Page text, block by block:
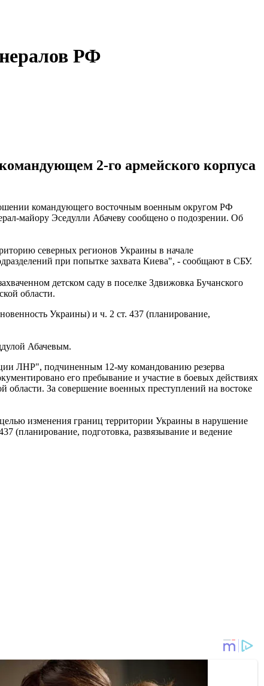
РФ
2-го армейского корпуса
командующего восточным военным округом РФ
майору Эседулли Абачеву сообщено о подозрении. Об
северных регионов Украины в начале
при попытке захвата Киева", - сообщают в СБУ.
детском саду в поселке Здвижовка Бучанского
области.
Украины) и ч. 2 ст. 437 (планирование,
Абачевым.
ЛНР", подчиненным 12-му командованию резерва
его пребывание и участие в боевых действиях
За совершение военных преступлений на востоке
изменения границ территории Украины в нарушение
(планирование, подготовка, развязывание и ведение